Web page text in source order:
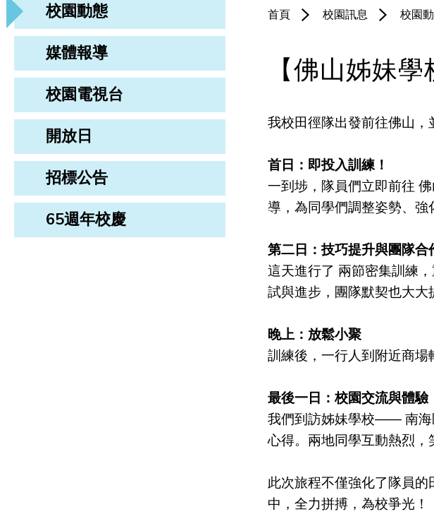
校園動態
媒體報導
校園電視台
開放日
招標公告
65週年校慶
首頁 校園訊息 校園
【佛山姊妹
我校田徑隊出發前往佛山，
首日：即投入訓練！
一到埗，隊員們立即前往
導，為同學們調整姿勢、強
第二日：技巧提升與團隊合
這天進行了 兩節密集訓練
試與進步，團隊默契也大大
晚上：放鬆小聚
訓練後，一行人到附近商場
最後一日：校園交流與體驗
我們到訪姊妹學校—— 南海
心得。兩地同學互動熱烈，
此次旅程不僅強化了隊員
中，全力拼搏，為校爭光！